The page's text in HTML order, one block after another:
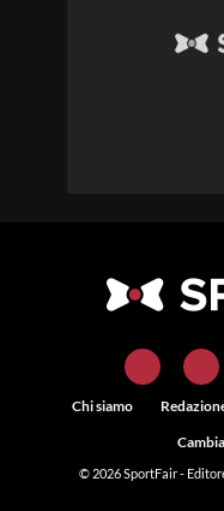
Chi siamo
© 2026SportFair-